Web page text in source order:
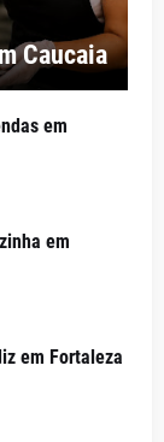
Caucaia
em
em
em Fortaleza